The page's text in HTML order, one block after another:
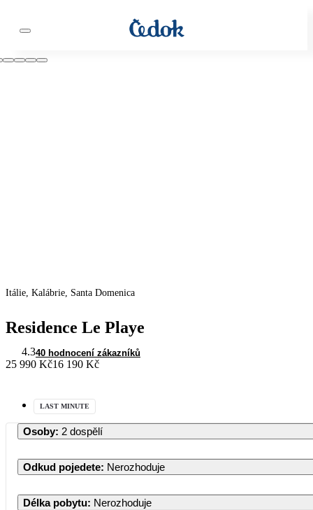
Itálie, Kalábrie, Santa Domenica
Residence Le Playe
4.340 hodnocení zákazníků
25 990 Kč16 190 Kč
LAST MINUTE
Osoby: 2 dospělí
Odkud pojedete: Nerozhoduje
Délka pobytu: Nerozhoduje